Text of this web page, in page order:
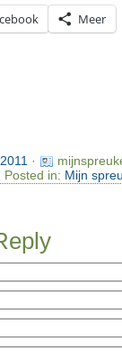
Meer
·
Posted in: Mijn